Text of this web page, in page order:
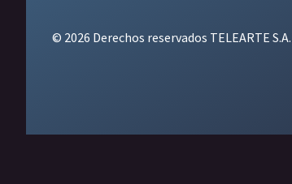
© 2026 Derechos reservados TELEARTE